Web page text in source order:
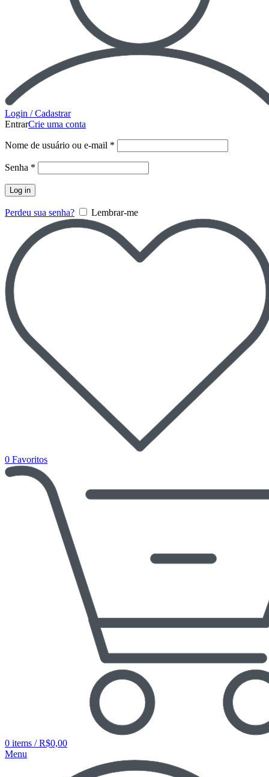
Login / Cadastrar
EntrarCrie uma conta
Nome de usuário ou e-mail *
Senha *
Log in
Perdeu sua senha? Lembrar-me
0 Favoritos
0 items / R$0,00
Menu